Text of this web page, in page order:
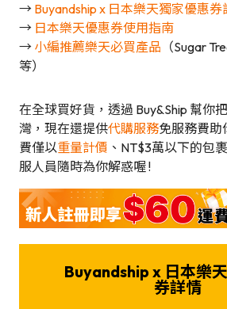
→ Buyandship x 日本樂天獨家優惠券
→ 日本樂天優惠券使用指南
→ 小編推薦樂天必買產品 （Sugar
等）
在全球買好貨，透過 Buy&Ship 幫你
灣，現在還提供代購服務免服務費助
費僅以重量計價 、NT$3萬以下的包
服人員隨時為你解惑喔 !
Buyandship x 日本樂
券詳情